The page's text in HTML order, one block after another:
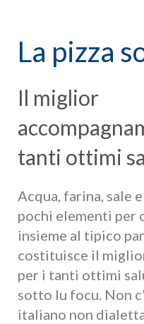
La pizza
Il miglior
tanti ottimi
Acqua, farina, sale
pochi elementi per
insieme al tipico
costituisce il
per i tanti ottimi
sotto lu focu. Non
italiano non